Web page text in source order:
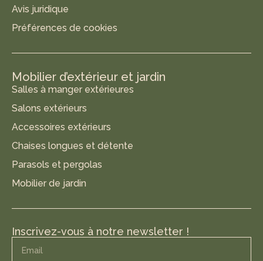
Avis juridique
Préférences de cookies
Mobilier d’extérieur et jardin
Salles à manger extérieures
Salons extérieurs
Accessoires extérieurs
Chaises longues et détente
Parasols et pergolas
Mobilier de jardin
Inscrivez-vous à notre newsletter !